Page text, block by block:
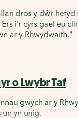
dros y dŵr
i'r cyrs gael eu
ar y Rhwydwaith."
o Lwybr Taf
gwych ar y
yn unig.